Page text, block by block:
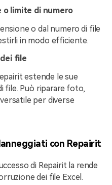
o limite di numero
o dal numero di file
in modo efficiente.
file
estende le sue
file. Può riparare foto,
per diverse
con Repairit
di Repairit la rende
dei file Excel.